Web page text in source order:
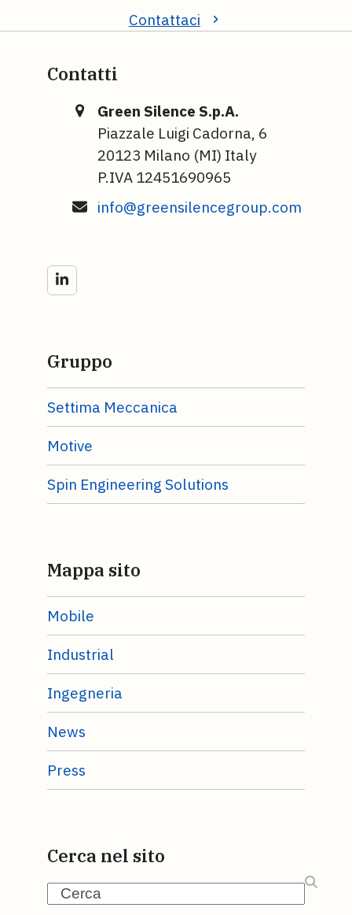
Contattaci
Contatti
Green Silence S.p.A.
Piazzale Luigi Cadorna, 6
20123 Milano (MI) Italy
P.IVA 12451690965
info@greensilencegroup.com
LinkedIn
Gruppo
Settima Meccanica
Motive
Spin Engineering Solutions
Mappa sito
Mobile
Industrial
Ingegneria
News
Press
Cerca nel sito
Search